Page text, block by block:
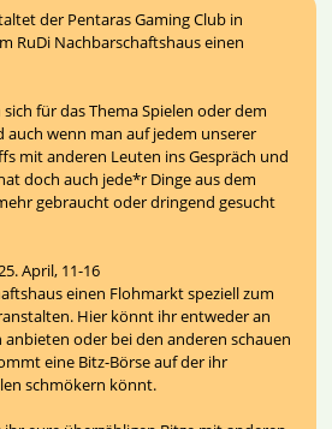
der Pentaras Gaming Club in
RuDi Nachbarschaftshaus einen
für das Thema Spielen oder dem
auch wenn man auf jedem unserer
mit anderen Leuten ins Gespräch und
doch auch jede*r Dinge aus dem
gebraucht oder dringend gesucht
April, 11-16
einen Flohmarkt speziell zum
Hier könnt ihr entweder an
anbieten oder bei den anderen schauen
eine Bitz-Börse auf der ihr
schmökern könnt.